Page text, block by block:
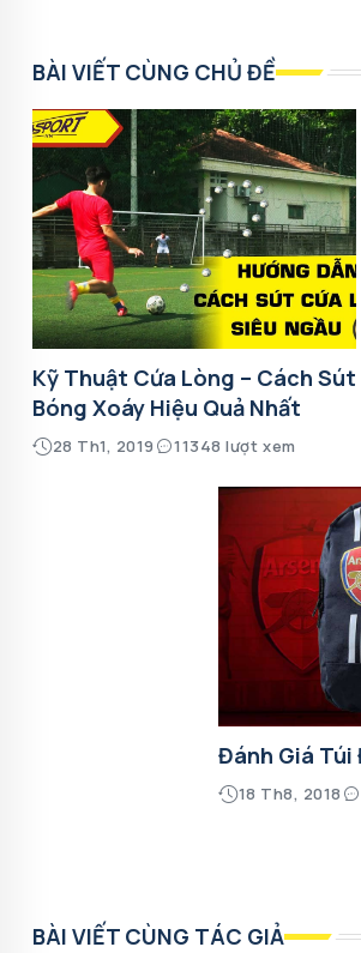
BÀI VIẾT CÙNG CHỦ ĐỀ
Kỹ Thuật Cứa Lòng – Cách Sút
Bóng Xoáy Hiệu Quả Nhất
28 Th1, 2019 11348 lượt xem
Đánh Giá Túi
18 Th8, 2018
BÀI VIẾT CÙNG TÁC GIẢ